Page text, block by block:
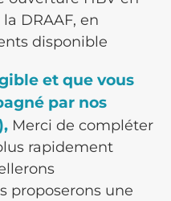
DRAAF, en
disponible
et que vous
par nos
Merci de compléter
rapidement
proposerons une